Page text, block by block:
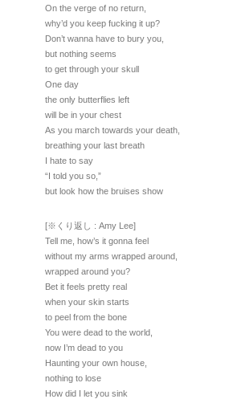
On the verge of no return,
why’d you keep fucking it up?
Don’t wanna have to bury you,
but nothing seems
to get through your skull
One day
the only butterflies left
will be in your chest
As you march towards your death,
breathing your last breath
I hate to say
“I told you so,”
but look how the bruises show
[※くり返し : Amy Lee]
Tell me, how’s it gonna feel
without my arms wrapped around,
wrapped around you?
Bet it feels pretty real
when your skin starts
to peel from the bone
You were dead to the world,
now I’m dead to you
Haunting your own house,
nothing to lose
How did I let you sink